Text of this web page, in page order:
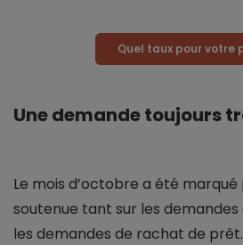
Quel taux pour votre
Une demande toujours
Le mois d’octobre a été
soutenue tant sur les demandes
les demandes de rachat de prêt.